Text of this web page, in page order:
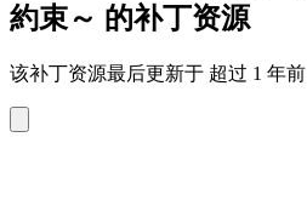
約束～ 的补丁资源
该补丁资源最后更新于 超过 1 年前